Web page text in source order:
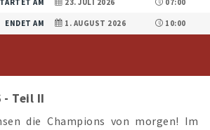
23. JULI 2026 07:00
ENDET AM 1. AUGUST 2026 10:00
- Teil II
die Champions von morgen! Im